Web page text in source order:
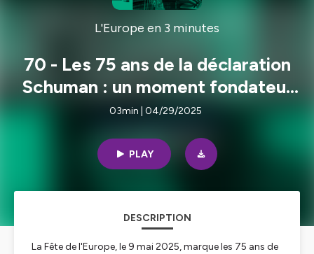
L'Europe en 3 minutes
70 - Les 75 ans de la déclaration
Schuman : un moment fondateur
pour l'Union européenne
03min | 04/29/2025
PLAY
DESCRIPTION
La Fête de l'Europe, le 9 mai 2025, marque les 75 ans de